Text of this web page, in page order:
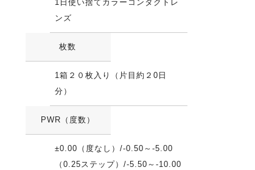
1日使い捨てカラーコンタクトレ
ンズ
枚数
1箱２０枚入り（片目約２0日
分）
PWR（度数）
±0.00（度なし）/-0.50～-5.00
（0.25ステップ）/-5.50～-10.00